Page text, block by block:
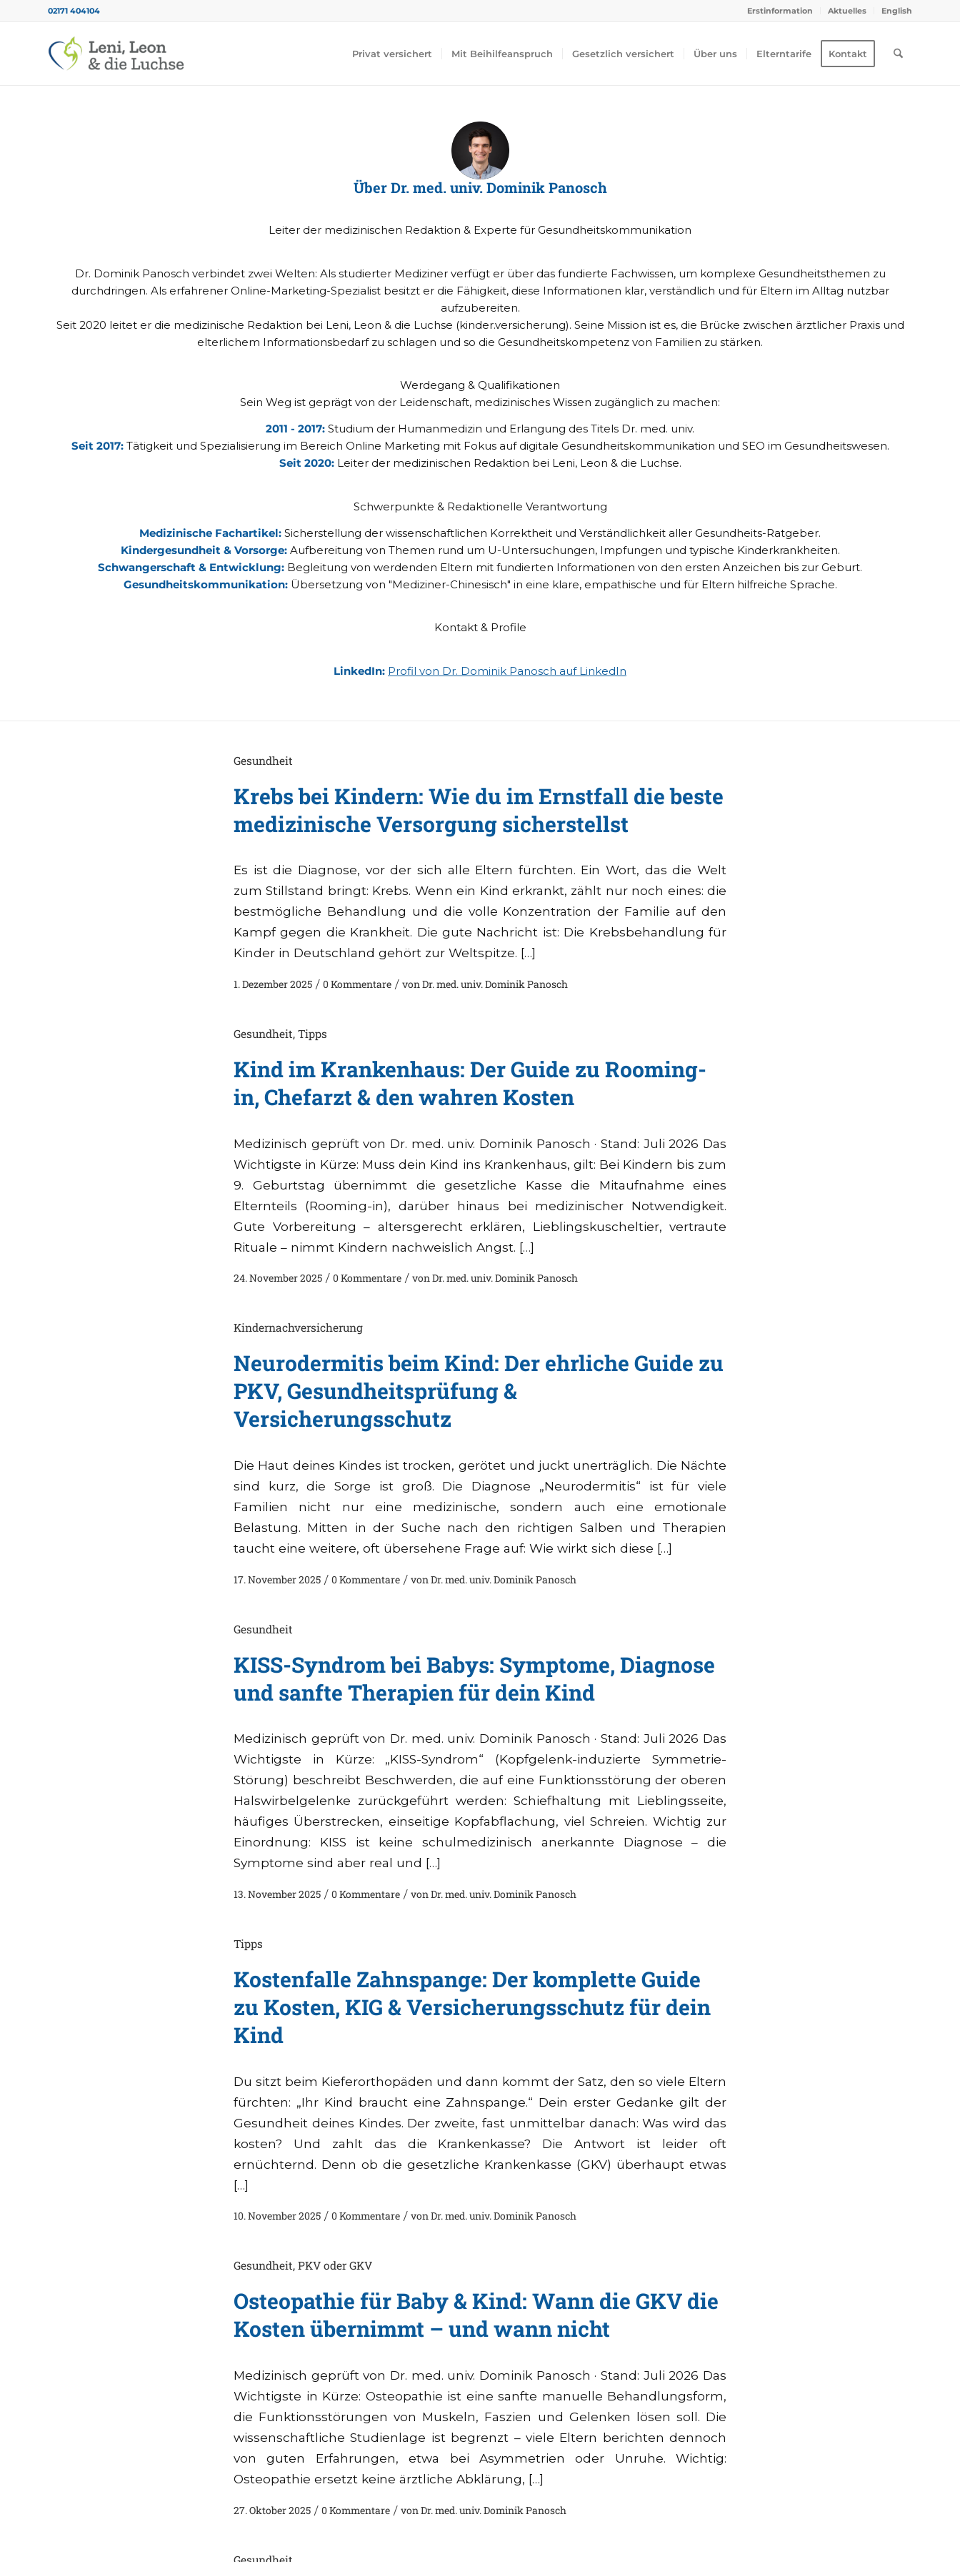
Erstinformation Aktuelles English
02171 404104
Privat versichert Mit Beihilfeanspruch Gesetzlich versichert Über uns Elterntarife Kontakt
ÜberDr. med. univ. Dominik Panosch
Leiter der medizinischen Redaktion & Experte für Gesundheitskommunikation
Dr. Dominik Panosch verbindet zwei Welten: Als studierter Mediziner verfügt er über das fundierte Fachwissen, um komplexe Gesundheitsthemen zu
durchdringen. Als erfahrener Online-Marketing-Spezialist besitzt er die Fähigkeit, diese Informationen klar, verständlich und für Eltern im Alltag nutzbar
aufzubereiten.
Seit 2020 leitet er die medizinische Redaktion bei Leni, Leon & die Luchse (kinder.versicherung). Seine Mission ist es, die Brücke zwischen ärztlicher Praxis und
elterlichem Informationsbedarf zu schlagen und so die Gesundheitskompetenz von Familien zu stärken.
Werdegang & Qualifikationen
Sein Weg ist geprägt von der Leidenschaft, medizinisches Wissen zugänglich zu machen:
2011 - 2017: Studium der Humanmedizin und Erlangung des Titels Dr. med. univ.
Seit 2017:Tätigkeit und Spezialisierung im Bereich Online Marketing mit Fokus auf digitale Gesundheitskommunikation und SEO im Gesundheitswesen.
Seit 2020:Leiter der medizinischen Redaktion bei Leni, Leon & die Luchse.
Schwerpunkte & Redaktionelle Verantwortung
Medizinische Fachartikel: Sicherstellung der wissenschaftlichen Korrektheit und Verständlichkeit aller Gesundheits-Ratgeber.
Kindergesundheit & Vorsorge:Aufbereitung von Themen rund um U-Untersuchungen, Impfungen und typische Kinderkrankheiten.
Schwangerschaft & Entwicklung: Begleitung von werdenden Eltern mit fundierten Informationen von den ersten Anzeichen bis zur Geburt.
Gesundheitskommunikation:Übersetzung von "Mediziner-Chinesisch" in eine klare, empathische und für Eltern hilfreiche Sprache.
Kontakt & Profile
LinkedIn: Profil von Dr. Dominik Panosch auf LinkedIn
Gesundheit
Krebs bei Kindern: Wie du im Ernstfall die beste
medizinische Versorgung sicherstellst
Es ist die Diagnose, vor der sich alle Eltern fürchten. Ein Wort, das die Welt
zum Stillstand bringt: Krebs. Wenn ein Kind erkrankt, zählt nur noch eines: die
bestmögliche Behandlung und die volle Konzentration der Familie auf den
Kampf gegen die Krankheit. Die gute Nachricht ist: Die Krebsbehandlung für
Kinder in Deutschland gehört zur Weltspitze. […]
1. Dezember 2025 / 0 Kommentare / vonDr. med. univ. Dominik Panosch
Gesundheit, Tipps
Kind im Krankenhaus: Der Guide zu Rooming-
in, Chefarzt & den wahren Kosten
Medizinisch geprüft von Dr. med. univ. Dominik Panosch · Stand: Juli 2026 Das
Wichtigste in Kürze: Muss dein Kind ins Krankenhaus, gilt: Bei Kindern bis zum
9. Geburtstag übernimmt die gesetzliche Kasse die Mitaufnahme eines
Elternteils (Rooming-in), darüber hinaus bei medizinischer Notwendigkeit.
Gute Vorbereitung – altersgerecht erklären, Lieblingskuscheltier, vertraute
Rituale – nimmt Kindern nachweislich Angst. […]
24. November 2025 / 0 Kommentare / vonDr. med. univ. Dominik Panosch
Kindernachversicherung
Neurodermitis beim Kind: Der ehrliche Guide zu
PKV, Gesundheitsprüfung &
Versicherungsschutz
Die Haut deines Kindes ist trocken, gerötet und juckt unerträglich. Die Nächte
sind kurz, die Sorge ist groß. Die Diagnose „Neurodermitis“ ist für viele
Familien nicht nur eine medizinische, sondern auch eine emotionale
Belastung. Mitten in der Suche nach den richtigen Salben und Therapien
taucht eine weitere, oft übersehene Frage auf: Wie wirkt sich diese […]
17. November 2025 / 0 Kommentare / von Dr. med. univ. Dominik Panosch
Gesundheit
KISS-Syndrom bei Babys: Symptome, Diagnose
und sanfte Therapien für dein Kind
Medizinisch geprüft von Dr. med. univ. Dominik Panosch · Stand: Juli 2026 Das
Wichtigste in Kürze: „KISS-Syndrom“ (Kopfgelenk-induzierte Symmetrie-
Störung) beschreibt Beschwerden, die auf eine Funktionsstörung der oberen
Halswirbelgelenke zurückgeführt werden: Schiefhaltung mit Lieblingsseite,
häufiges Überstrecken, einseitige Kopfabflachung, viel Schreien. Wichtig zur
Einordnung: KISS ist keine schulmedizinisch anerkannte Diagnose – die
Symptome sind aber real und […]
13. November 2025 / 0 Kommentare / vonDr. med. univ. Dominik Panosch
Tipps
Kostenfalle Zahnspange: Der komplette Guide
zu Kosten, KIG & Versicherungsschutz für dein
Kind
Du sitzt beim Kieferorthopäden und dann kommt der Satz, den so viele Eltern
fürchten: „Ihr Kind braucht eine Zahnspange.“ Dein erster Gedanke gilt der
Gesundheit deines Kindes. Der zweite, fast unmittelbar danach: Was wird das
kosten? Und zahlt das die Krankenkasse? Die Antwort ist leider oft
ernüchternd. Denn ob die gesetzliche Krankenkasse (GKV) überhaupt etwas
[…]
10. November 2025 / 0 Kommentare / vonDr. med. univ. Dominik Panosch
Gesundheit, PKV oder GKV
Osteopathie für Baby & Kind: Wann die GKV die
Kosten übernimmt – und wann nicht
Medizinisch geprüft von Dr. med. univ. Dominik Panosch · Stand: Juli 2026 Das
Wichtigste in Kürze: Osteopathie ist eine sanfte manuelle Behandlungsform,
die Funktionsstörungen von Muskeln, Faszien und Gelenken lösen soll. Die
wissenschaftliche Studienlage ist begrenzt – viele Eltern berichten dennoch
von guten Erfahrungen, etwa bei Asymmetrien oder Unruhe. Wichtig:
Osteopathie ersetzt keine ärztliche Abklärung, […]
27. Oktober 2025 / 0 Kommentare / von Dr. med. univ. Dominik Panosch